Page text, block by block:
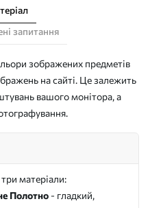
запитання
зображених предметів
на сайті. Це залежить
вашого монітора, а
матеріали:
Полотно - гладкий,